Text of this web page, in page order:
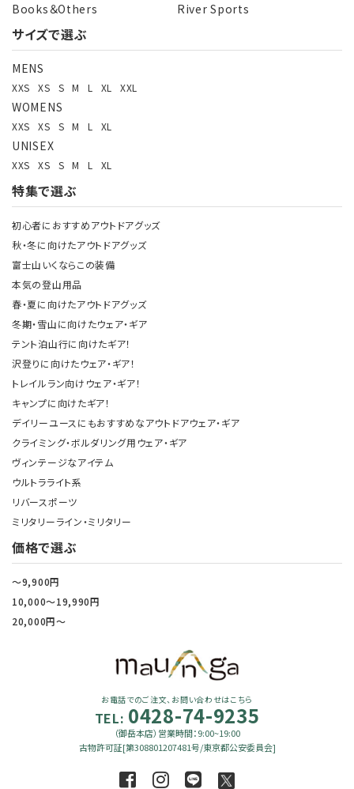
Books＆Others
River Sports
サイズで選ぶ
MENS
XXS XS S M L XL XXL
WOMENS
XXS XS S M L XL
UNISEX
XXS XS S M L XL
特集で選ぶ
初心者におすすめアウトドアグッズ
秋・冬に向けたアウトドアグッズ
富士山いくならこの装備
本気の登山用品
春・夏に向けたアウトドアグッズ
冬期・雪山に向けたウェア・ギア
テント泊山行に向けたギア！
沢登りに向けたウェア・ギア！
トレイルラン向けウェア・ギア！
キャンプに向けたギア！
デイリーユースにもおすすめなアウトドアウェア・ギア
クライミング・ボルダリング用ウェア・ギア
ヴィンテージなアイテム
ウルトラライト系
リバースポーツ
ミリタリーライン・ミリタリー
価格で選ぶ
～9,900円
10,000～19,990円
20,000円～
お電話でのご注文、お問い合わせはこちら
TEL: 0428-74-9235
（御岳本店）営業時間：9:00~19:00
古物許可証[第308801207481号/東京都公安委員会]